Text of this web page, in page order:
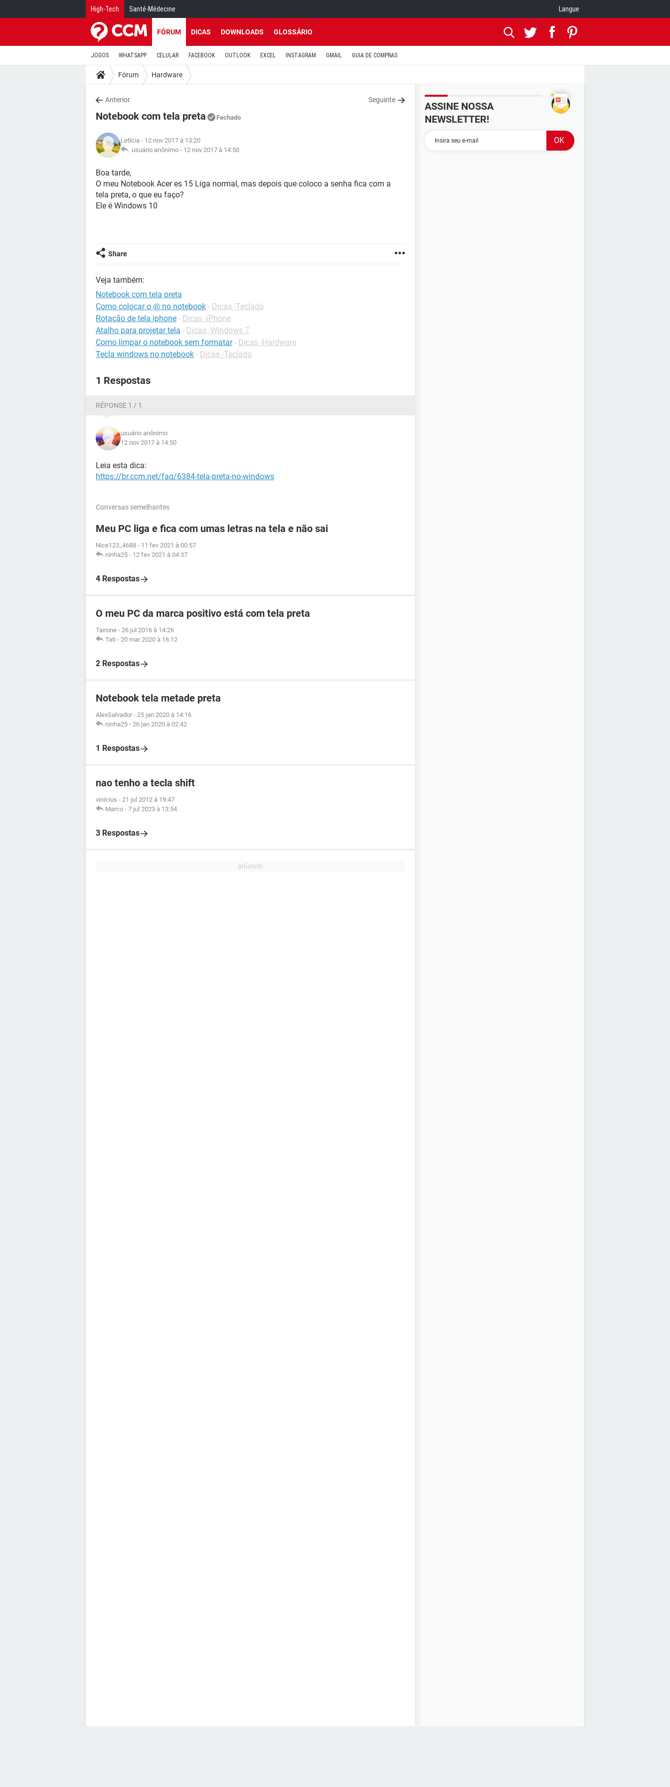
High-Tech Santé-Médecine Langue
FÓRUM DICAS DOWNLOADS GLOSSÁRIO
JOGOS WHATSAPP CELULAR FACEBOOK OUTLOOK EXCEL INSTAGRAM GMAIL GUIA DE COMPRAS
Fórum Hardware
Anterior Seguinte
Notebook com tela preta Fechado
Letícia - 12 nov 2017 à 13:20
usuário anônimo - 12 nov 2017 à 14:50
Boa tarde,
O meu Notebook Acer es 15 Liga normal, mas depois que coloco a senha fica com a
tela preta, o que eu faço?
Ele é Windows 10
Share
Veja também:
Notebook com tela preta
Como colocar o @ no notebook - Dicas -Teclado
Rotação de tela iphone - Dicas -iPhone
Atalho para projetar tela - Dicas -Windows 7
Como limpar o notebook sem formatar - Dicas -Hardware
Tecla windows no notebook - Dicas -Teclado
1 Respostas
RÉPONSE 1 / 1
usuário anônimo
12 nov 2017 à 14:50
Leia esta dica:
https://br.ccm.net/faq/6384-tela-preta-no-windows
Conversas semelhantes
Meu PC liga e fica com umas letras na tela e não sai
Nice123_4688 - 11 fev 2021 à 00:57
ninha25 - 12 fev 2021 à 04:37
4 Respostas
O meu PC da marca positivo está com tela preta
Tairone - 26 jul 2016 à 14:26
Tati - 20 mar 2020 à 16:12
2 Respostas
Notebook tela metade preta
AlexSalvador - 25 jan 2020 à 14:16
ninha25 - 26 jan 2020 à 02:42
1 Respostas
nao tenho a tecla shift
vinicius - 21 jul 2012 à 19:47
Marco - 7 jul 2023 à 13:54
3 Respostas
ASSINE NOSSA
NEWSLETTER!